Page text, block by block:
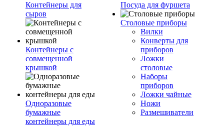
Контейнеры для
сыров
Контейнеры с
совмещенной
крышкой
Одноразовые
бумажные
контейнеры для еды
Посуда для фуршета
Столовые приборы
Вилки
Конверты для
приборов
Ложки
столовые
Наборы
приборов
Ложки чайные
Ножи
Размешиватели